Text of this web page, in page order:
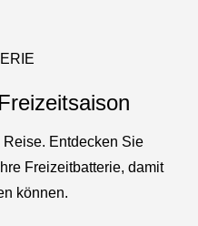
Reise. Entdecken Sie
Freizeitbatterie, damit
können.